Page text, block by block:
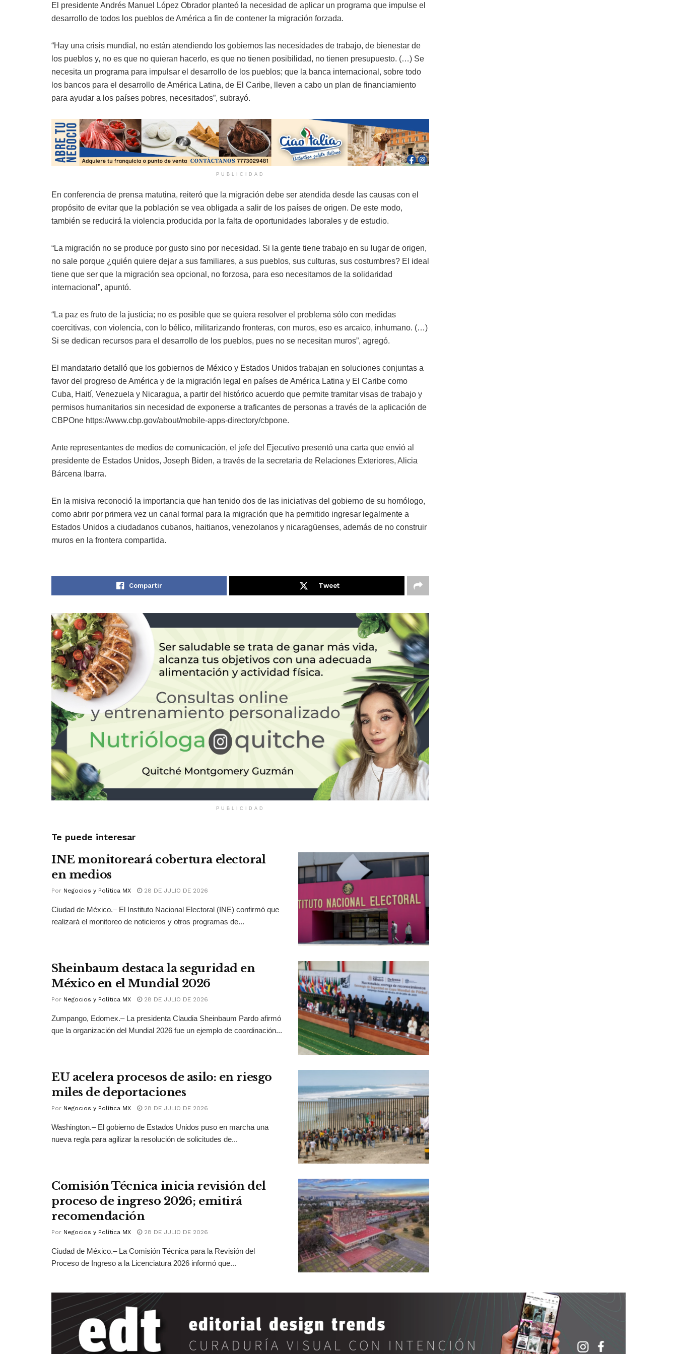
El presidente Andrés Manuel López Obrador planteó la necesidad de aplicar un programa que impulse el
desarrollo de todos los pueblos de América a fin de contener la migración forzada.
“Hay una crisis mundial, no están atendiendo los gobiernos las necesidades de trabajo, de bienestar de
los pueblos y, no es que no quieran hacerlo, es que no tienen posibilidad, no tienen presupuesto. (…) Se
necesita un programa para impulsar el desarrollo de los pueblos; que la banca internacional, sobre todo
los bancos para el desarrollo de América Latina, de El Caribe, lleven a cabo un plan de financiamiento
para ayudar a los países pobres, necesitados”, subrayó.
PUBLICIDAD
En conferencia de prensa matutina, reiteró que la migración debe ser atendida desde las causas con el
propósito de evitar que la población se vea obligada a salir de los países de origen. De este modo,
también se reducirá la violencia producida por la falta de oportunidades laborales y de estudio.
“La migración no se produce por gusto sino por necesidad. Si la gente tiene trabajo en su lugar de origen,
no sale porque ¿quién quiere dejar a sus familiares, a sus pueblos, sus culturas, sus costumbres? El ideal
tiene que ser que la migración sea opcional, no forzosa, para eso necesitamos de la solidaridad
internacional”, apuntó.
“La paz es fruto de la justicia; no es posible que se quiera resolver el problema sólo con medidas
coercitivas, con violencia, con lo bélico, militarizando fronteras, con muros, eso es arcaico, inhumano. (…)
Si se dedican recursos para el desarrollo de los pueblos, pues no se necesitan muros”, agregó.
El mandatario detalló que los gobiernos de México y Estados Unidos trabajan en soluciones conjuntas a
favor del progreso de América y de la migración legal en países de América Latina y El Caribe como
Cuba, Haití, Venezuela y Nicaragua, a partir del histórico acuerdo que permite tramitar visas de trabajo y
permisos humanitarios sin necesidad de exponerse a traficantes de personas a través de la aplicación de
CBPOne https://www.cbp.gov/about/mobile-apps-directory/cbpone.
Ante representantes de medios de comunicación, el jefe del Ejecutivo presentó una carta que envió al
presidente de Estados Unidos, Joseph Biden, a través de la secretaria de Relaciones Exteriores, Alicia
Bárcena Ibarra.
En la misiva reconoció la importancia que han tenido dos de las iniciativas del gobierno de su homólogo,
como abrir por primera vez un canal formal para la migración que ha permitido ingresar legalmente a
Estados Unidos a ciudadanos cubanos, haitianos, venezolanos y nicaragüenses, además de no construir
muros en la frontera compartida.
Compartir Tweet
PUBLICIDAD
Te puede interesar
INE monitoreará cobertura electoral
en medios
Por Negocios y Política MX 28 DE JULIO DE 2026
Ciudad de México.– El Instituto Nacional Electoral (INE) confirmó que
realizará el monitoreo de noticieros y otros programas de...
Sheinbaum destaca la seguridad en
México en el Mundial 2026
Por Negocios y Política MX 28 DE JULIO DE 2026
Zumpango, Edomex.– La presidenta Claudia Sheinbaum Pardo afirmó
que la organización del Mundial 2026 fue un ejemplo de coordinación...
EU acelera procesos de asilo: en riesgo
miles de deportaciones
Por Negocios y Política MX 28 DE JULIO DE 2026
Washington.– El gobierno de Estados Unidos puso en marcha una
nueva regla para agilizar la resolución de solicitudes de...
Comisión Técnica inicia revisión del
proceso de ingreso 2026; emitirá
recomendación
Por Negocios y Política MX 28 DE JULIO DE 2026
Ciudad de México.– La Comisión Técnica para la Revisión del
Proceso de Ingreso a la Licenciatura 2026 informó que...